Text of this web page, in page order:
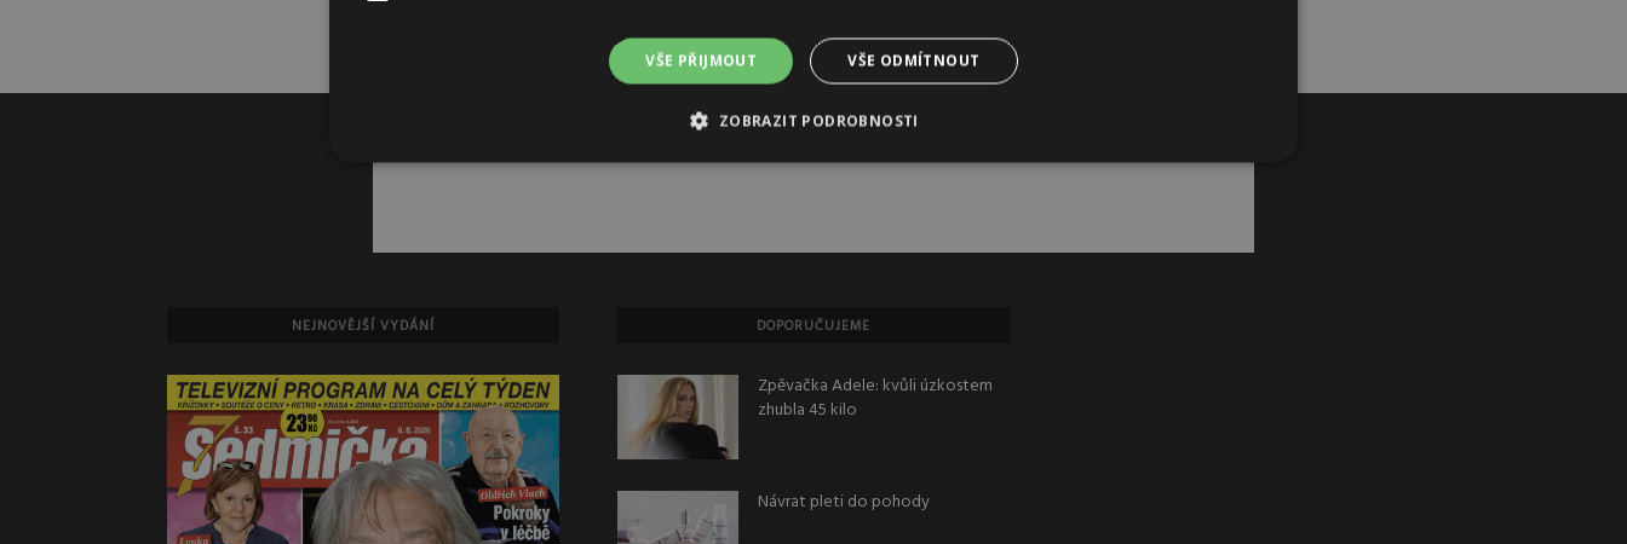
Reklama
NEJNOVĚJŠÍ VYDÁNÍ DOPORUČUJEME
Zpěvačka Adele: kvůli úzkostem
zhubla 45 kilo
Návrat pleti do pohody
VŠE PŘIJMOUT VŠE ODMÍTNOUT
ZOBRAZIT PODROBNOSTI